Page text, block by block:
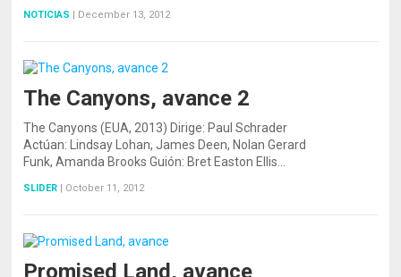
NOTICIAS | December 13, 2012
The Canyons, avance 2
The Canyons (EUA, 2013) Dirige: Paul Schrader
Actúan: Lindsay Lohan, James Deen, Nolan Gerard
Funk, Amanda Brooks Guión: Bret Easton Ellis…
SLIDER | October 11, 2012
Promised Land, avance